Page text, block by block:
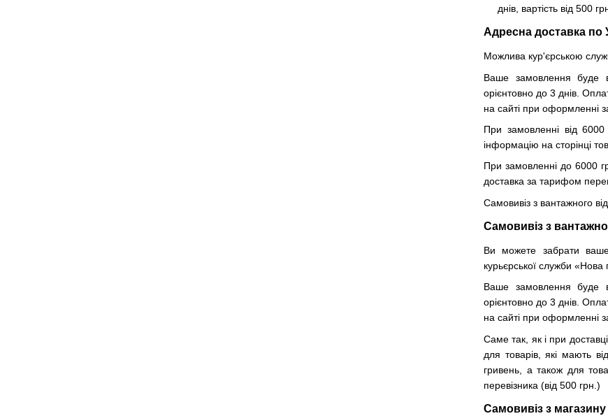
днів, вартість від 500
Адресна доставка по
Можлива кур'єрською
Ваше замовлення буде
орієнтовно до 3 днів.
на сайті при оформленні
При замовленні від
інформацію на сторінці
При замовленні до 6000
доставка за тарифом
Самовивіз з вантажного
Самовивіз з
Ви можете забрати ваше
курьєрської служби
Ваше замовлення буде
орієнтовно до 3 днів.
на сайті при оформленні
Саме так, як і при
для товарів, які мають
гривень, а також для
перевізника (від 500 грн.)
Самовивіз з магазину